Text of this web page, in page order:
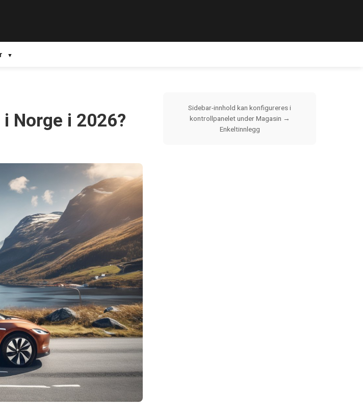
Norge i 2026?
Sidebar-innhold kan konfigureres i
kontrollpanelet under Magasin →
Enkeltinnlegg